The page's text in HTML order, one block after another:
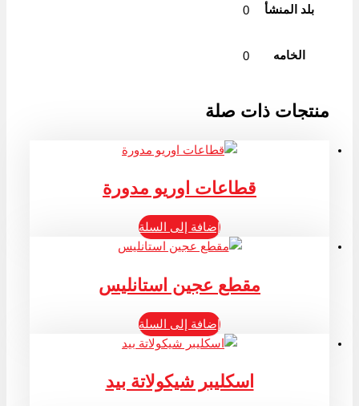
بلد المنشأ 0
الخامه 0
منتجات ذات صلة
قطاعات اوريو مدورة
إضافة إلى السلة
مقطع عجين استانليس
إضافة إلى السلة
اسكليبر شيكولاتة بيد